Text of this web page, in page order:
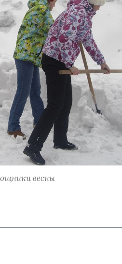
весны